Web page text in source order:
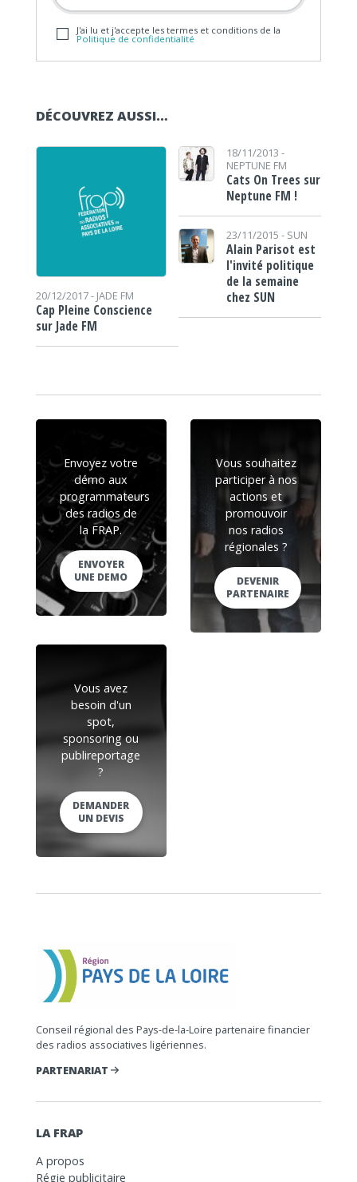
J'ai lu et j'accepte les termes et conditions de la
Politique de confidentialité
DÉCOUVREZ AUSSI…
20/12/2017 - JADE FM
Cap Pleine Conscience
sur Jade FM
18/11/2013 -
NEPTUNE FM
Cats On Trees sur
Neptune FM !
23/11/2015 - SUN
Alain Parisot est
l'invité politique
de la semaine
chez SUN
Envoyez votre
démo aux
programmateurs
des radios de
la FRAP.
ENVOYER
UNE DEMO
Vous souhaitez
participer à nos
actions et
promouvoir
nos radios
régionales ?
DEVENIR
PARTENAIRE
Vous avez
besoin d'un
spot,
sponsoring ou
publireportage
?
DEMANDER
UN DEVIS
Conseil régional des Pays-de-la-Loire partenaire financier
des radios associatives ligériennes.
PARTENARIAT
LA FRAP
A propos
Régie publicitaire